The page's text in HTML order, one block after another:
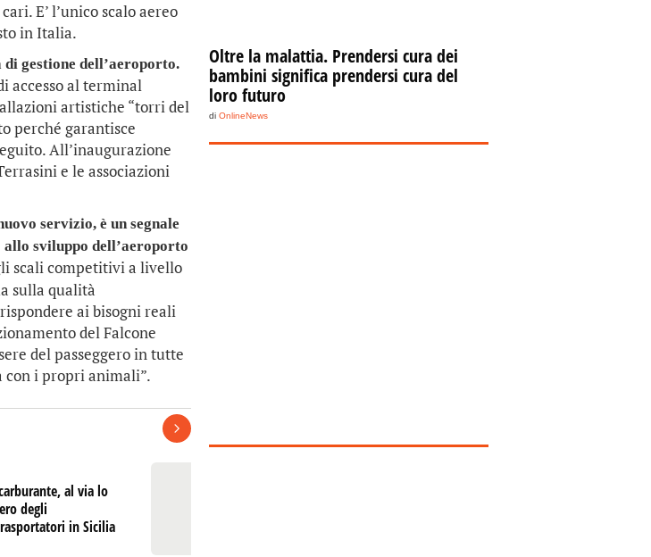
E’ l’unico scalo aereo
in Italia.
gestione dell’aeroporto.
accesso al terminal
artistiche “torri del
perché garantisce
All’inaugurazione
e le associazioni
servizio, è un segnale
sviluppo dell’aeroporto
scali competitivi a livello
sulla qualità
ai bisogni reali
del Falcone
del passeggero in tutte
con i propri animali”.
al via lo
degli
in Sicilia
Oltre la malattia. Prendersi cura dei
bambini significa prendersi cura del
loro futuro
di OnlineNews